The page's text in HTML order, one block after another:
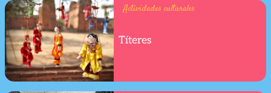
Actividades culturales
Títeres